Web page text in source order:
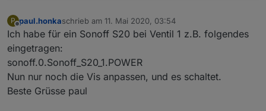
P
Offline
paul.honkaschrieb am 11. Mai 2020, 03:54
zuletzt editiert von
Ich habe für ein Sonoff S20 bei Ventil 1 z.B. folgendes
eingetragen:
sonoff.0.Sonoff_S20_1.POWER
Nun nur noch die Vis anpassen, und es schaltet.
Beste Grüsse paul